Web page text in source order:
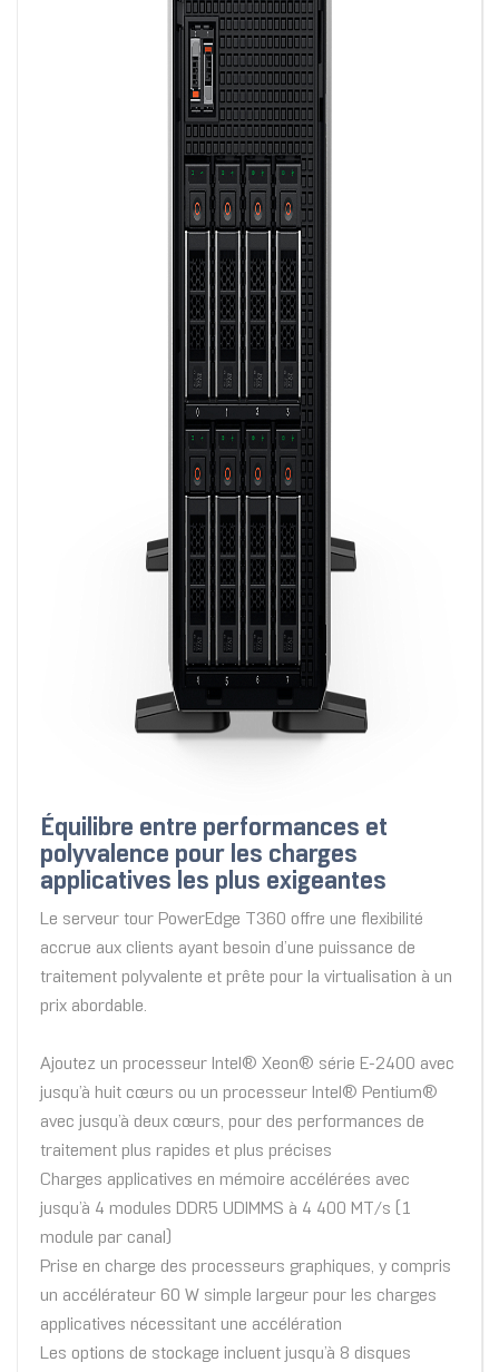
Équilibre entre performances et
polyvalence pour les charges
applicatives les plus exigeantes
Le serveur tour PowerEdge T360 offre une flexibilité
accrue aux clients ayant besoin d’une puissance de
traitement polyvalente et prête pour la virtualisation à un
prix abordable.
Ajoutez un processeur Intel® Xeon® série E-2400 avec
jusqu’à huit cœurs ou un processeur Intel® Pentium®
avec jusqu’à deux cœurs, pour des performances de
traitement plus rapides et plus précises
Charges applicatives en mémoire accélérées avec
jusqu’à 4 modules DDR5 UDIMMS à 4 400 MT/s (1
module par canal)
Prise en charge des processeurs graphiques, y compris
un accélérateur 60 W simple largeur pour les charges
applicatives nécessitant une accélération
Les options de stockage incluent jusqu’à 8 disques